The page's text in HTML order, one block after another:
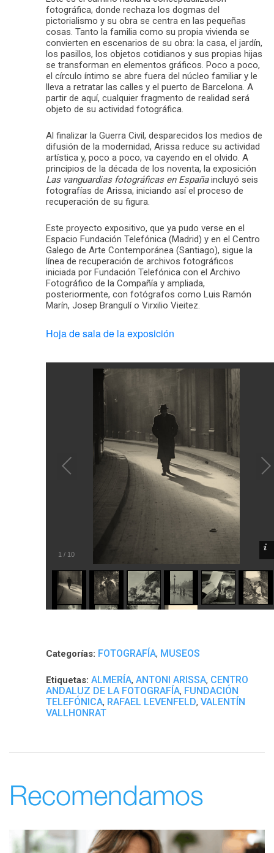
fotográfica, donde rechaza los dogmas del
pictorialismo y su obra se centra en las pequeñas
cosas. Tanto la familia como su propia vivienda se
convierten en escenarios de su obra: la casa, el jardín,
los pasillos, los objetos cotidianos y sus propias hijas
se transforman en elementos gráficos. Poco a poco,
el círculo íntimo se abre fuera del núcleo familiar y le
lleva a retratar las calles y el puerto de Barcelona. A
partir de aquí, cualquier fragmento de realidad será
objeto de su actividad fotográfica.
Al finalizar la Guerra Civil, desparecidos los medios de
difusión de la modernidad, Arissa reduce su actividad
artística y, poco a poco, va cayendo en el olvido. A
principios de la década de los noventa, la exposición
Las vanguardias fotográficas en Españaincluyó seis
fotografías de Arissa, iniciando así el proceso de
recuperación de su figura.
Este proyecto expositivo, que ya pudo verse en el
Espacio Fundación Telefónica (Madrid) y en el Centro
Galego de Arte Contemporánea (Santiago), sigue la
línea de recuperación de archivos fotográficos
iniciada por Fundación Telefónica con el Archivo
Fotográfico de la Compañía y ampliada,
posteriormente, con fotógrafos como Luis Ramón
Marín, Josep Brangulí o Virxilio Vieitez.
Hoja de sala de la exposición
1 / 10
Categorías: FOTOGRAFÍA, MUSEOS
Etiquetas: ALMERÍA, ANTONI ARISSA, CENTRO
ANDALUZ DE LA FOTOGRAFÍA, FUNDACIÓN
TELEFÓNICA, RAFAEL LEVENFELD, VALENTÍN
VALLHONRAT
Recomendamos